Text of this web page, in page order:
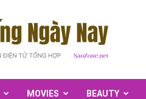
MOVIES BEAUTY